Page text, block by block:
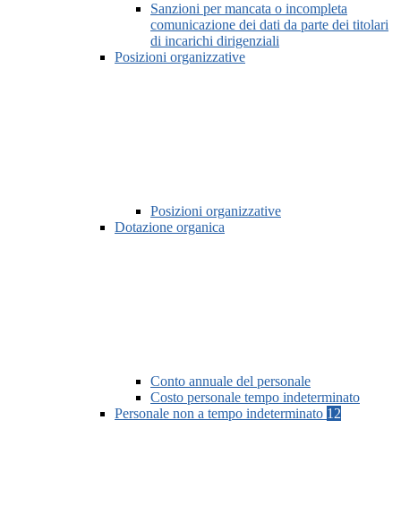
Sanzioni per mancata o incompleta
comunicazione dei dati da parte dei titolari
di incarichi dirigenziali
Posizioni organizzative
Posizioni organizzative
Dotazione organica
Conto annuale del personale
Costo personale tempo indeterminato
Personale non a tempo indeterminato 12